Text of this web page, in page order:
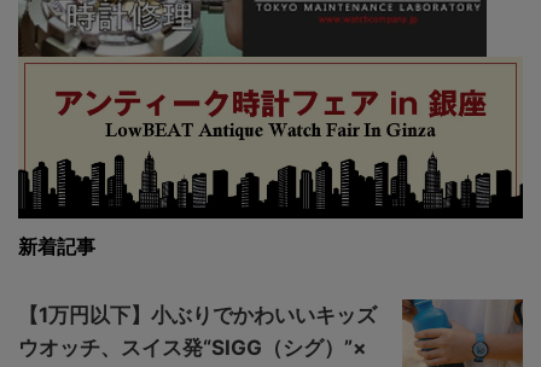
新着記事
【1万円以下】小ぶりでかわいいキッズ
ウオッチ、スイス発“SIGG（シグ）”×